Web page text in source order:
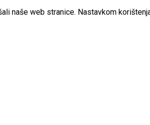
naše web stranice. Nastavkom